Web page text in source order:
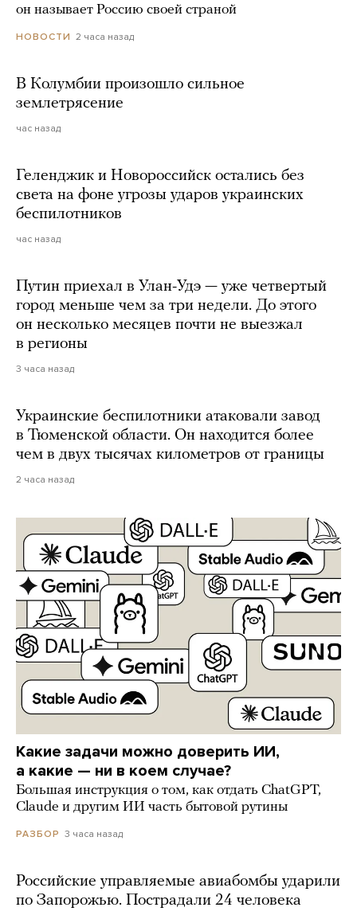
он называет Россию своей страной
НОВОСТИ 2 часа назад
В Колумбии произошло сильное
землетрясение
час назад
Геленджик и Новороссийск остались без
света на фоне угрозы ударов украинских
беспилотников
час назад
Путин приехал в Улан-Удэ — уже четвертый
город меньше чем за три недели. До этого
он несколько месяцев почти не выезжал
в регионы
3 часа назад
Украинские беспилотники атаковали завод
в Тюменской области. Он находится более
чем в двух тысячах километров от границы
2 часа назад
Какие задачи можно доверить ИИ,
а какие — ни в коем случае?
Большая инструкция о том, как отдать ChatGPT,
Claude и другим ИИ часть бытовой рутины
РАЗБОР 3 часа назад
Российские управляемые авиабомбы ударили
по Запорожью. Пострадали 24 человека